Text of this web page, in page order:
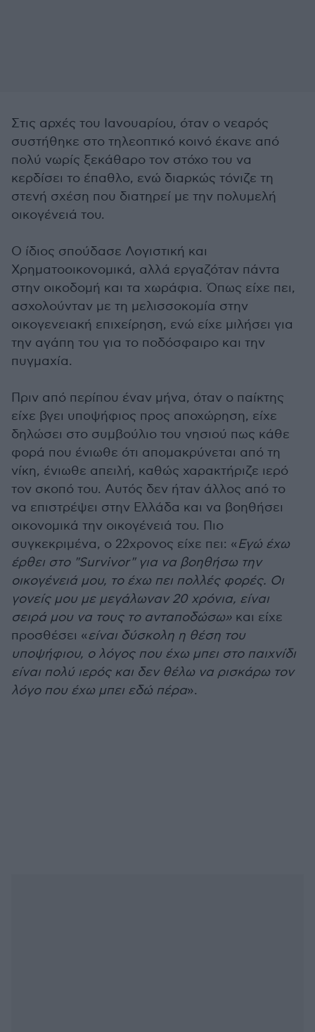
Στις αρχές του Ιανουαρίου, όταν ο νεαρός
συστήθηκε στο τηλεοπτικό κοινό έκανε από
πολύ νωρίς ξεκάθαρο τον στόχο του να
κερδίσει το έπαθλο, ενώ διαρκώς τόνιζε τη
στενή σχέση που διατηρεί με την πολυμελή
οικογένειά του.
Ο ίδιος σπούδασε Λογιστική και
Χρηματοοικονομικά, αλλά εργαζόταν πάντα
στην οικοδομή και τα χωράφια. Όπως είχε πει,
ασχολούνταν με τη μελισσοκομία στην
οικογενειακή επιχείρηση, ενώ είχε μιλήσει για
την αγάπη του για το ποδόσφαιρο και την
πυγμαχία.
Πριν από περίπου έναν μήνα, όταν ο παίκτης
είχε βγει υποψήφιος προς αποχώρηση, είχε
δηλώσει στο συμβούλιο του νησιού πως κάθε
φορά που ένιωθε ότι απομακρύνεται από τη
νίκη, ένιωθε απειλή, καθώς χαρακτήριζε ιερό
τον σκοπό του. Αυτός δεν ήταν άλλος από το
να επιστρέψει στην Ελλάδα και να βοηθήσει
οικονομικά την οικογένειά του. Πιο
συγκεκριμένα, ο 22χρονος είχε πει: «Εγώ έχω
έρθει στο "Survivor" για να βοηθήσω την
οικογένειά μου, το έχω πει πολλές φορές. Οι
γονείς μου με μεγάλωναν 20 χρόνια, είναι
σειρά μου να τους το ανταποδώσω» και είχε
προσθέσει «είναι δύσκολη η θέση του
υποψήφιου, ο λόγος που έχω μπει στο παιχνίδι
είναι πολύ ιερός και δεν θέλω να ρισκάρω τον
λόγο που έχω μπει εδώ πέρα».